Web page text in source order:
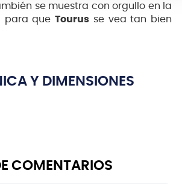
se muestra con orgullo en la
para que Tourus se vea tan bien
Y DIMENSIONES